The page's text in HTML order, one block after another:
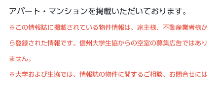
アパート・マンションを掲載いただいております。
※この情報誌に掲載されている物件情報は、家主様、不動産業者様か
ら登録された情報です。信州大学生協からの空室の募集広告ではあり
ません。
※大学および生協では、情報誌の物件に関するご相談、お問合せには